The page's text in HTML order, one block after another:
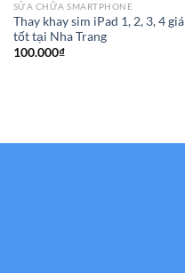
SỬA CHỮA SMARTPHONE
Thay khay sim iPad 1, 2, 3, 4 giá
tốt tại Nha Trang
100.000₫